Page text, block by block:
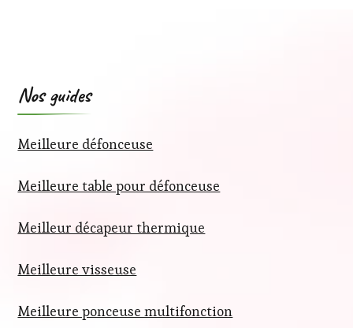
Nos guides
Meilleure défonceuse
Meilleure table pour défonceuse
Meilleur décapeur thermique
Meilleure visseuse
Meilleure ponceuse multifonction